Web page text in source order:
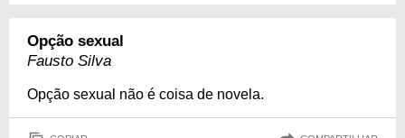
Opção sexual
Fausto Silva
Opção sexual não é coisa de novela.